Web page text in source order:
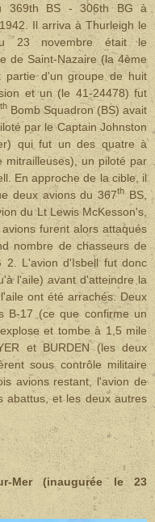
369th BS - 306th BG à
Il arriva à Thurleigh le
23 novembre était le
de Saint-Nazaire (la 4ème
partie d'un groupe de huit
et un (le 41-24478) fut
thBomb Squadron (BS) avait
par le Captain Johnston
qui fut un des quatre à
un piloté par
En approche de la cible, il
deux avions du 367thBS,
du Lt Lewis McKesson's,
furent alors attaqués
nombre de chasseurs de
2. L'avion d'Isbell fut donc
l'aile) avant d'atteindre la
ont été arrachés. Deux
B-17 (ce que confirme un
et tombe à 1,5 mile
et BURDEN (les deux
sous contrôle militaire
avions restant, l'avion de
abattus, et les deux autres
Mer (inaugurée le 23